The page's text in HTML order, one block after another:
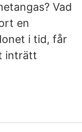
Vad
en
i tid, får
inträtt